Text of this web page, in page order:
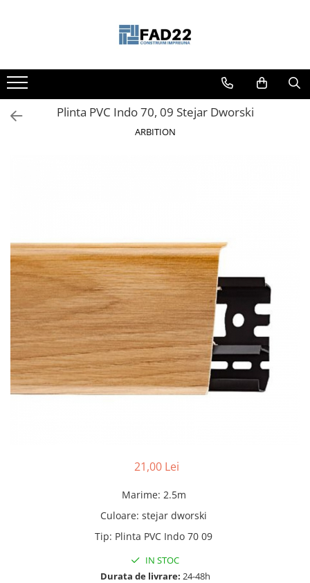
Materiale de constructii
Termoizolatii
Vata minerala
Lambriu
Tavan
Accesorii pentru cofraje
Materiale prafoase
Adezivi
Gleturi
Ipsos
Mortare
Tencuieli decorative
Scule electrice, unelte si accesorii
Masini de gaurit si insurubat
Polizoare unghiulare
Plinta PVC Indo 70, 09 Stejar Dworski
ARBITION
21,00 Lei
Marime: 2.5m
Culoare: stejar dworski
Tip: Plinta PVC Indo 70 09
IN STOC
Durata de livrare: 24-48h